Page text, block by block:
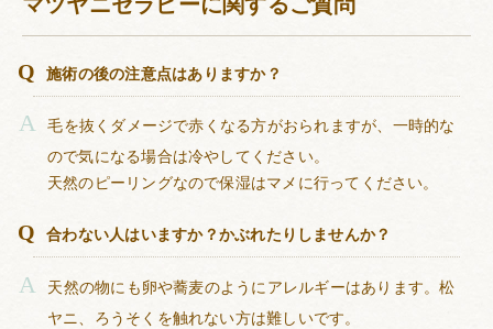
施術の後の注意点はありますか？
毛を抜くダメージで赤くなる方がおられますが、一時的な
ので気になる場合は冷やしてください。
天然のピーリングなので保湿はマメに行ってください。
合わない人はいますか？かぶれたりしませんか？
天然の物にも卵や蕎麦のようにアレルギーはあります。松
ヤニ、ろうそくを触れない方は難しいです。